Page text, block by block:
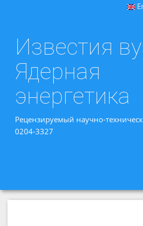
Известия
Ядерная
энергетика
Рецензируемый научно-
0204-3327